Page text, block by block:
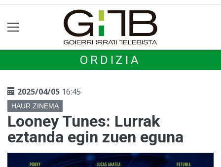
ORDIZIA
2025/04/05 16:45
HAUR ZINEMA
Looney Tunes: Lurrak
eztanda egin zuen eguna